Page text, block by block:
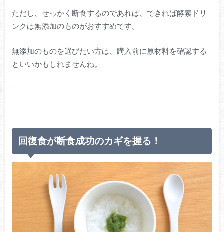
ただし、せっかく断食するのであれば、できれば酵素ドリ
ンクは無添加のものがおすすめです。
無添加のものを選びたい方は、購入前に原材料を確認する
といいかもしれませんね。
回復食が断食成功のカギを握る！